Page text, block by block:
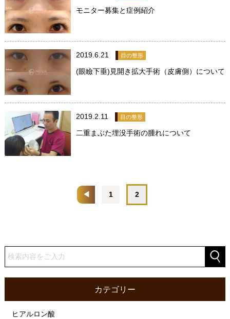
モニター募集と症例紹介
2019.6.21 目の整形
(眼瞼下垂)見開き拡大手術（皮膚側）について
2019.2.11 目の整形
二重まぶた埋没手術の腫れについて
◀ 1 2
カテゴリー
ヒアルロン酸